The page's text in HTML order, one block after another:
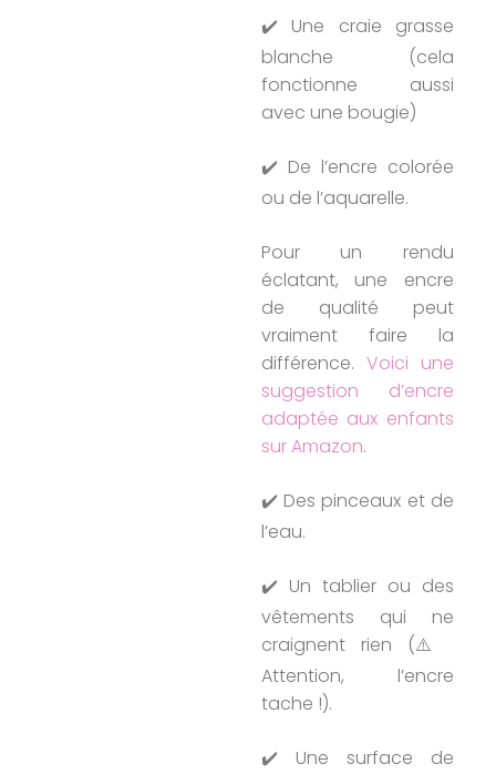
✔️ Une craie grasse
blanche (cela
fonctionne aussi
avec une bougie)
✔️ De l’encre colorée
ou de l’aquarelle.
Pour un rendu
éclatant, une encre
de qualité peut
vraiment faire la
différence. Voici une
suggestion d’encre
adaptée aux enfants
sur Amazon.
✔️ Des pinceaux et de
l’eau.
✔️ Un tablier ou des
vêtements qui ne
craignent rien (⚠️
Attention, l’encre
tache !).
✔️ Une surface de